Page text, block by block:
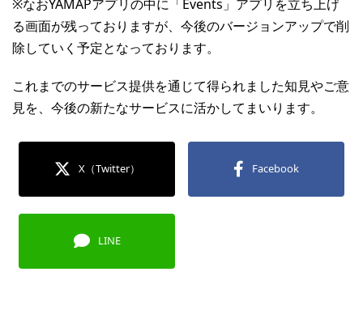
※なおYAMAPアプリの中に「Events」アプリを立ち上げ
る画面が残っておりますが、今後のバージョンアップで削
除していく予定となっております。
これまでのサービス提供を通じて得られました知見やご意
見を、今後の新たなサービスに活かしてまいります。
X（Twitter） Facebook
LINE